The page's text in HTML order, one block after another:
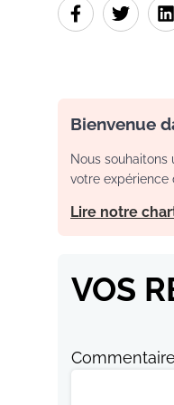
Bienvenue
Nous souhaitons
votre expérience
Lire notre
VOS
Commentaire